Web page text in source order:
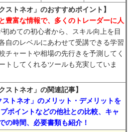
ストネオ」のおすすめポイント】
豊富な情報で、多くのトレーダーに人
初めての初心者から、スキル向上を目
自のレベルにあわせて受講できる学習
チャートや相場の先行きを予測してく
トしてくれるツールも充実していま
ストネオ」の関連記事】
トネオ」のメリット・デメリットを
ポイントなどの他社との比較、キャ
の時間、必要書類も紹介！